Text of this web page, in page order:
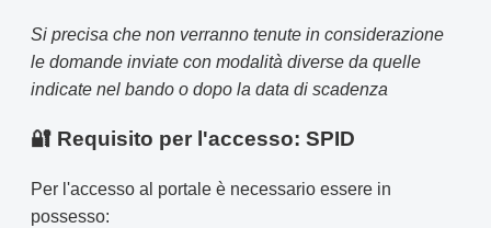
Si precisa che non verranno tenute in considerazione
le domande inviate con modalità diverse da quelle
indicate nel bando o dopo la data di scadenza
🔐 Requisito per l'accesso: SPID
Per l'accesso al portale è necessario essere in
possesso: